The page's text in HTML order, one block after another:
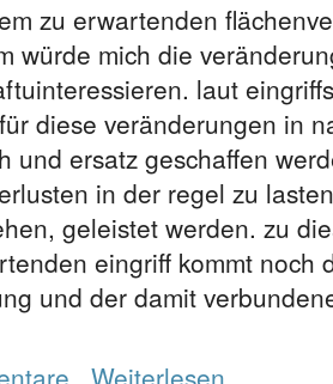
zu erwartenden
würde mich die
laut
diese veränderungen in
und ersatz geschaffen
in der regel zu
geleistet werden. zu
eingriff kommt noch
und der damit
Weiterlesen